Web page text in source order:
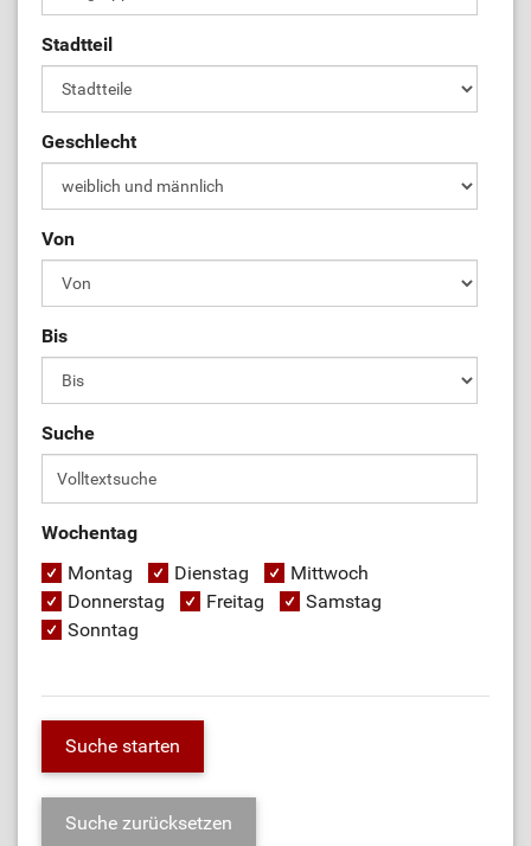
Stadtteil
Geschlecht
Von
Bis
Suche
Wochentag
Montag
Dienstag
Mittwoch
Donnerstag
Freitag
Samstag
Sonntag